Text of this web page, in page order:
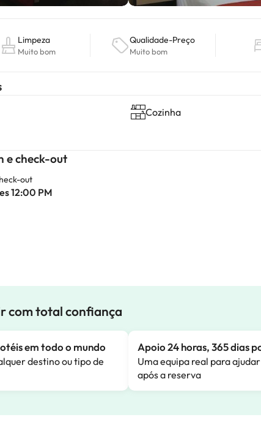
Limpeza
Muito bom
Qualidade-Preço
Muito bom
Cozinha
e check-out
out
12:00 PM
com total confiança
em todo o mundo
destino ou tipo de
Apoio 24 horas, 365 dias
Uma equipa real para
após a reserva